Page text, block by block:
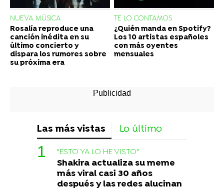
NUEVA MÚSICA
Rosalía reproduce una
canción inédita en su
último concierto y
dispara los rumores sobre
su próxima era
TE LO CONTAMOS
¿Quién manda en Spotify?
Los 10 artistas españoles
con más oyentes
mensuales
Las más vistas Lo último
"ESTO YA LO HE VISTO"
Shakira actualiza su meme
más viral casi 30 años
después y las redes alucinan